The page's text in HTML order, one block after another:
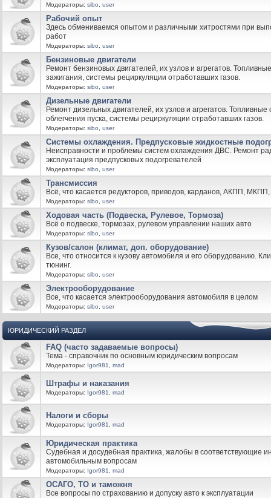
Модераторы:sibo ,user
Рабочий опыт
Здесь обмениваемся опытом и различными хитростями при
работ
Модераторы:sibo ,user
Бензиновые двигатели
Ремонт бензиновых двигателей, их узлов и агрегатов.
зажигания, системы рециркуляции отработавших газов.
Модераторы:sibo ,user
Дизельные двигатели
Ремонт дизельных двигателей, их узлов и агрегатов.
облегчения пуска, системы рециркуляции отработавших газов.
Модераторы:sibo ,user
Системы охлаждения. Предпусковые жидкостные
Неисправности и проблемы систем охлаждения ДВС. Ремонт
эксплуатация предпусковых подогревателей
Модераторы:sibo ,user
Трансмиссия
Всё, что касается редукторов, приводов, карданов, АКПП, МКПП,
Модераторы:sibo ,user
Ходовая часть (Подвеска, Рулевое, Тормоза)
Всё о подвеске, тормозах, рулевом управлении наших авто
Модераторы:sibo ,user
Кузов/салон (климат, доп. оборудование)
Все, что относится к кузову автомобиля и его оборудованию.
тюнинг.
Модераторы:sibo ,user
Электрооборудование
Все, что касается электрооборудования автомобиля в целом
Модераторы:sibo ,user
ЮРИДИЧЕСКИЙ РАЗДЕЛ
FAQ (часто задаваемые вопросы)
Тема - справочник по основным юридическим вопросам
Модераторы: Igor981 ,mad
Штрафы и наказания
Модераторы: Igor981 ,mad
Налоги и сборы
Модераторы: Igor981 ,mad
Юридическая практика
Судебная и досудебная практика, жалобы в соответствующие
автомобильным вопросам
Модераторы: Igor981 ,mad
ОСАГО, ТО и таможня
Все вопросы по страхованию и допуску авто к эксплуатации